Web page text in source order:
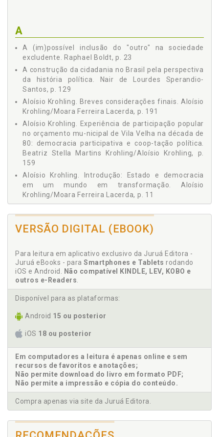
Raphael Boldt
Tulio Gava Monteiro
8 EXPERIÊNCIA DE PARTICIPAÇÃO POPULAR NO
ORÇAMENTO MUNICIPAL DE VILA VELHA NA DÉCADA DE
80: DEMOCRACIA PARTICIPATIVA E COOPTAÇÃO
POLÍTICA, Beatriz Stella Martins Krohling, Aloísio Krohling,
p. 159
9 JAMAIS FOMOS MODERNOS: A TRAJETÓRIA
HISTÓRICA DA POBREZA NO BRASIL E NO ESTADO DO
ESPÍRITO SANTO, NO SÉCULO XX, Enzo Mayer Tessarolo,,
p. 177
BREVES CONSIDERAÇÕES FINAIS, Aloísio Krohling, Moara
Ferreira Lacerda, p. 191
SOBRE OS COORDENADORES, p. 193
A
A (im)possível inclusão do "outro" na sociedade
excludente. Raphael Boldt, p. 23
A construção da cidadania no Brasil pela perspectiva
da história política. Nair de Lourdes Sperandio-
Santos, p. 129
Aloísio Krohling. Breves considerações finais. Aloísio
Krohling/Moara Ferreira Lacerda, p. 191
Aloísio Krohling. Experiência de participação popular
no orçamento mu-nicipal de Vila Velha na década de
80: democracia participativa e coop-tação política.
Beatriz Stella Martins Krohling/Aloísio Krohling, p.
159
Aloísio Krohling. Introdução: Estado e democracia
em um mundo em transformação. Aloísio
Krohling/Moara Ferreira Lacerda, p. 11
B
Beatriz Stella Martins Krohling. Experiência de
Velha na década de 80: democracia partici-pativa e
cooptação política. Beatriz Stella Martins
Krohling/Aloísio Krohling, p. 159
Ferreira Lacerda, p. 191
C
Capitalismo. Estado capitalista, meio ambiente e
consciência ecológica: perspectiva analítica do IPCC
sobre as mudanças climáticas. Tulio Gava Monteiro,
p. 59
Cidadania e democracia: desafios e estudos de caso
no Brasil, p. 127
Cidadania. A construção da cidadania no Brasil pela
perspectiva da histó-ria política. Nair de Lourdes
Sperandio-Santos, p. 129
Cidadania. Sociedade em rede e a nova cidadania: a
VERSÃO DIGITAL (EBOOK)
Para leitura em aplicativo exclusivo da Juruá Editora -
Juruá eBooks - para Smartphones e Tablets rodando
iOS e Android. Não compatível KINDLE, LEV, KOBO e
outros e-Readers.
Disponível para as plataformas:
Android 15 ou posterior
iOS 18 ou posterior
Em computadores a leitura é apenas online e sem
recursos de favoritos e anotações;
Não permite download do livro em formato PDF;
Não permite a impressão e cópia do conteúdo.
Compra apenas via site da Juruá Editora.